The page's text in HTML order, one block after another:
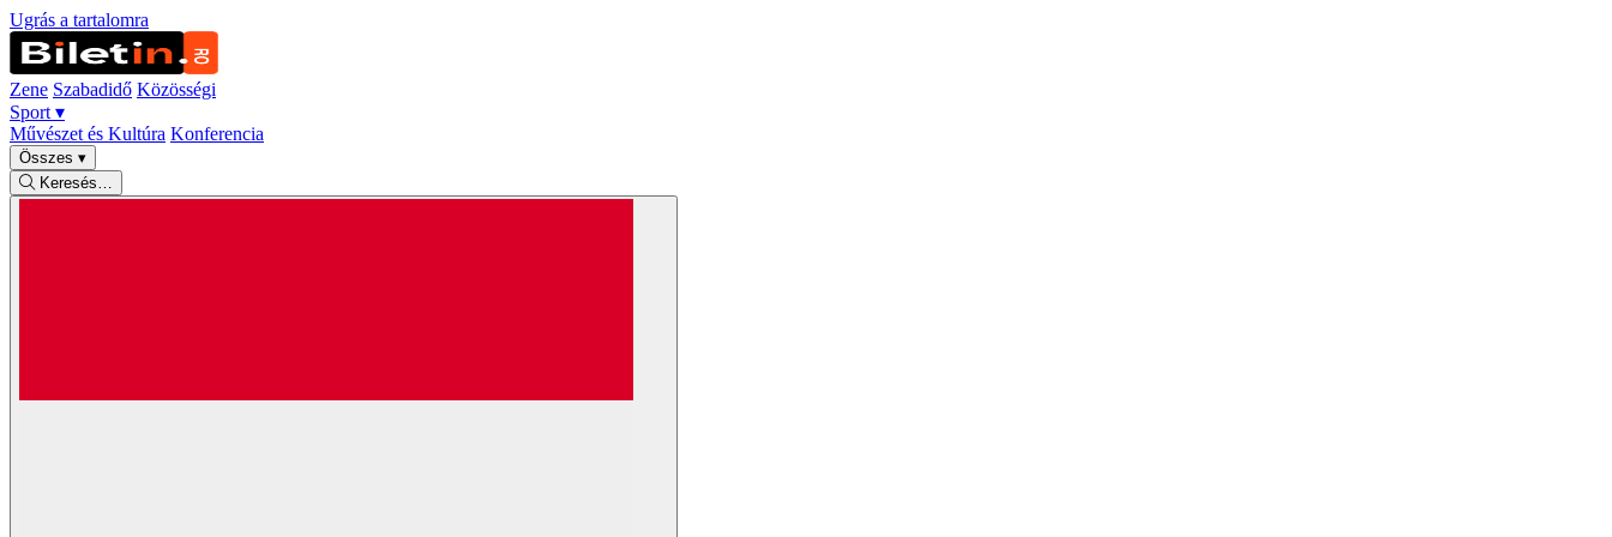
Ugrás a tartalomra
Zene Szabadidő Közösségi
Sport ▾
Művészet és Kultúra Konferencia
Összes ▾
Keresés…